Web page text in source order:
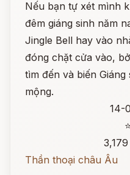
Nếu bạn tự xét mình
đêm giáng sinh năm
Jingle Bell hay vào
đóng chặt cửa vào,
tìm đến và biến
mộng.
14-
Thần thoại châu Âu